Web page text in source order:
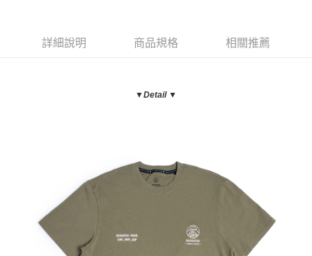
詳細說明 商品規格 相關推薦
▼Detail ▼